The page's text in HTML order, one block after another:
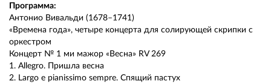
Программа:
Антонио Вивальди (1678–1741)
«Времена года», четыре концерта для солирующей скрипки с
оркестром
Концерт № 1 ми мажор «Весна» RV 269
1. Allegro. Пришла весна
2. Largo e pianissimo sempre. Спящий пастух